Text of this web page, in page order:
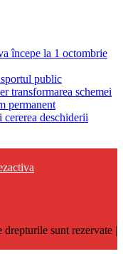
începe la 1 octombrie
public
transformarea schemei
permanent
deschiderii
sunt rezervate |